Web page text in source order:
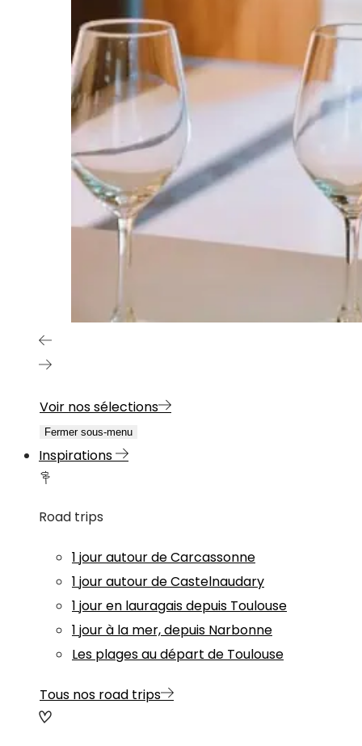
Voir nos sélections
Fermer sous-menu
Inspirations
Road trips
1 jour autour de Carcassonne
1 jour autour de Castelnaudary
1 jour en lauragais depuis Toulouse
1 jour à la mer, depuis Narbonne
Les plages au départ de Toulouse
Tous nos road trips